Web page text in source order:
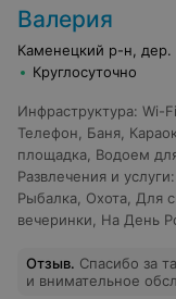
Baлeрия
Каменецкий р-н, дер.
Круглосуточно
Инфраструктура: Wi-Fi
Телефон
Баня
площадка Водоем
Развлечения и услуги:
Рыбалка Охота Для
вечеринки
На День
Отзыв. Спасибо за
и внимательное